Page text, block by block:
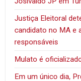
Justiça Eleitoral
candidato no MA e
responsáveis
Mulato é
Em um único dia,